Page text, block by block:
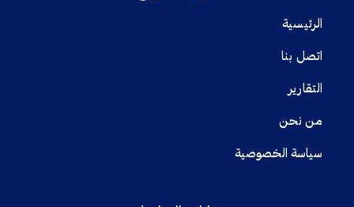
الرئيسية
اتصل بنا
التقارير
من نحن
سياسة الخصوصية